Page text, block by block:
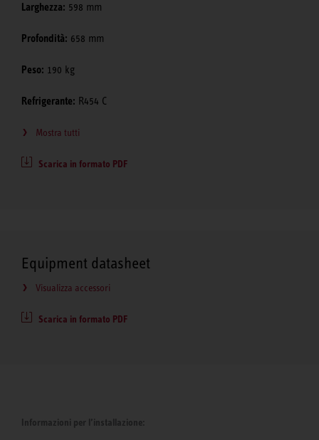
Larghezza: 598 mm
Profondità: 658 mm
Peso: 190 kg
Refrigerante: R454 C
Mostra tutti
Scarica in formato PDF
Equipment datasheet
Visualizza accessori
Scarica in formato PDF
Informazioni per l’installazione: